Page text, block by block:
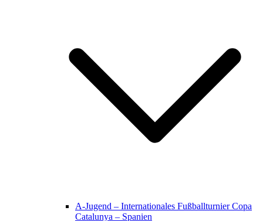
A-Jugend – Internationales Fußballturnier Copa
Catalunya – Spanien